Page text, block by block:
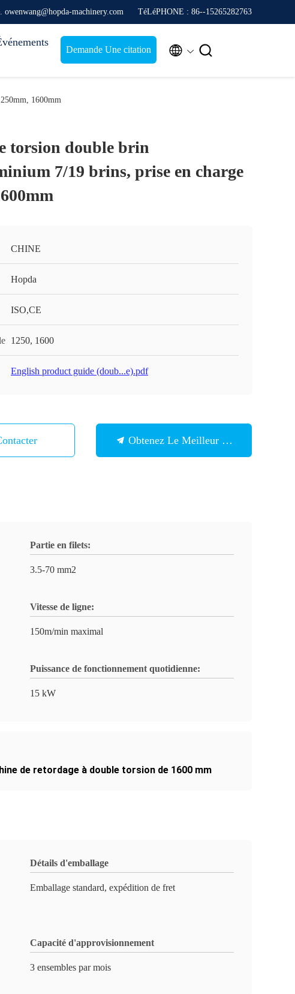
machinery.com TéLéPHONE : 86--15265282763
Demande Une citation  
1600mm
torsion double brin
7/19 brins, prise en charge
CHINE
Hopda
ISO,CE
1250, 1600
English product guide (doub...e).pdf
Obtenez Le Meilleur Prix
Partie en filets:
3.5-70 mm2
Vitesse de ligne:
150m/min maximal
Puissance de fonctionnement quotidienne:
15 kW
de retordage à double torsion de 1600 mm
Détails d'emballage
Emballage standard, expédition de fret
Capacité d'approvisionnement
3 ensembles par mois